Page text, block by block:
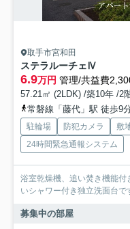
取手市宮和田
ステラルーチェⅣ
6.9万円 管理/共益費
57.21㎡ (2LDK) /築10年 /2
常磐線「藤代」駅 徒歩9
駐輪場 防犯カメラ 敷
24時間緊急通報システム
浴室乾燥機、追い焚き機能付
いシャワー付き独立洗面台で
募集中の部屋